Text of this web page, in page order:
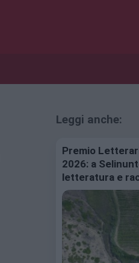
Leggi anche:
Premio
2026: a
letteratura e